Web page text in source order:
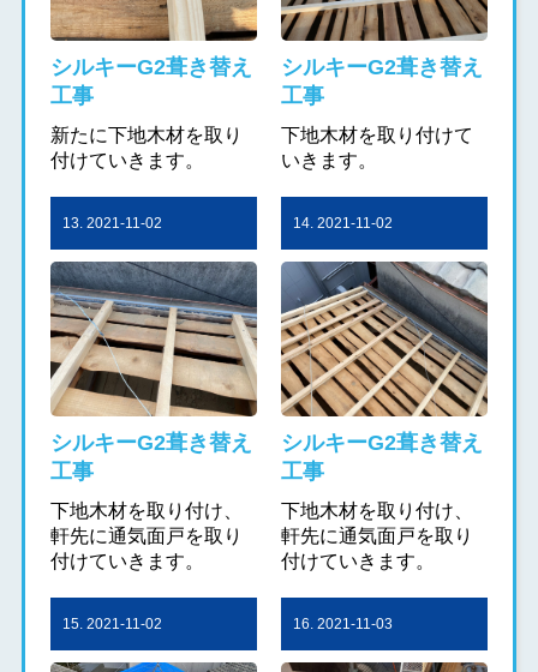
シルキーG2葺き替え
工事
新たに下地木材を取り
付けていきます。
シルキーG2葺き替え
工事
下地木材を取り付けて
いきます。
13. 2021-11-02
シルキーG2葺き替え
工事
下地木材を取り付け、
軒先に通気面戸を取り
付けていきます。
14. 2021-11-02
シルキーG2葺き替え
工事
下地木材を取り付け、
軒先に通気面戸を取り
付けていきます。
15. 2021-11-02 16. 2021-11-03